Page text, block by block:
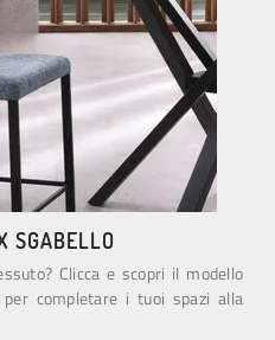
SGABELLO
Clicca e scopri il modello
completare i tuoi spazi alla